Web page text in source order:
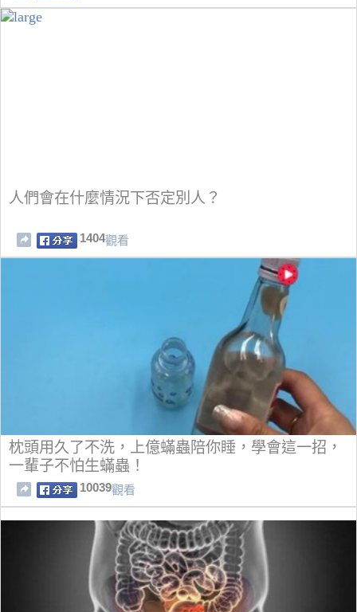
人們會在什麼情況下否定別人？
1404觀看
枕頭用久了不洗，上億蟎蟲陪你睡，學會這一招，
一輩子不怕生蟎蟲！
10039觀看